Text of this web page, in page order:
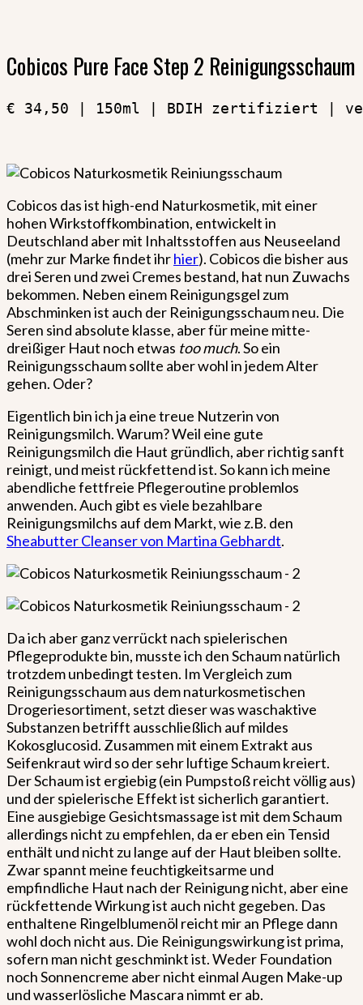
Cobicos Pure Face Step 2 Reinigungsschaum
€ 34,50 | 150ml | BDIH zertifiziert |
Cobicos das ist high-end Naturkosmetik, mit einer
hohen Wirkstoffkombination, entwickelt in
Deutschland aber mit Inhaltsstoffen aus Neuseeland
(mehr zur Marke findet ihrhier). Cobicos die bisher aus
drei Seren und zwei Cremes bestand, hat nun Zuwachs
bekommen. Neben einem Reinigungsgel zum
Abschminken ist auch der Reinigungsschaum neu. Die
Seren sind absolute klasse, aber für meine mitte-
dreißiger Haut noch etwas too much. So ein
Reinigungsschaum sollte aber wohl in jedem Alter
gehen. Oder?
Eigentlich bin ich ja eine treue Nutzerin von
Reinigungsmilch. Warum? Weil eine gute
Reinigungsmilch die Haut gründlich, aber richtig sanft
reinigt, und meist rückfettend ist. So kann ich meine
abendliche fettfreie Pflegeroutine problemlos
anwenden. Auch gibt es viele bezahlbare
Reinigungsmilchs auf dem Markt, wie z.B. den
Sheabutter Cleanser von Martina Gebhardt.
Da ich aber ganz verrückt nach spielerischen
Pflegeprodukte bin, musste ich den Schaum natürlich
trotzdem unbedingt testen. Im Vergleich zum
Reinigungsschaum aus dem naturkosmetischen
Drogeriesortiment, setzt dieser was waschaktive
Substanzen betrifft ausschließlich auf mildes
Kokosglucosid. Zusammen mit einem Extrakt aus
Seifenkraut wird so der sehr luftige Schaum kreiert.
Der Schaum ist ergiebig (ein Pumpstoß reicht völlig aus)
und der spielerische Effekt ist sicherlich garantiert.
Eine ausgiebige Gesichtsmassage ist mit dem Schaum
allerdings nicht zu empfehlen, da er eben ein Tensid
enthält und nicht zu lange auf der Haut bleiben sollte.
Zwar spannt meine feuchtigkeitsarme und
empfindliche Haut nach der Reinigung nicht, aber eine
rückfettende Wirkung ist auch nicht gegeben. Das
enthaltene Ringelblumenöl reicht mir an Pflege dann
wohl doch nicht aus. Die Reinigungswirkung ist prima,
sofern man nicht geschminkt ist. Weder Foundation
noch Sonnencreme aber nicht einmal Augen Make-up
und wasserlösliche Mascara nimmt er ab.